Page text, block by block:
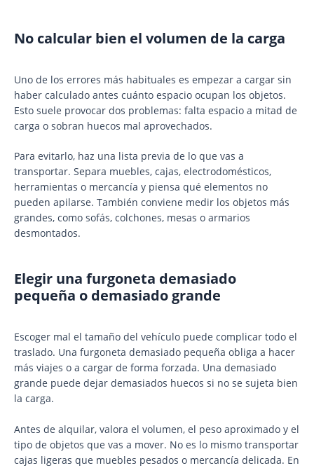
No calcular bien el volumen de la carga
Uno de los errores más habituales es empezar a cargar sin
haber calculado antes cuánto espacio ocupan los objetos.
Esto suele provocar dos problemas: falta espacio a mitad de
carga o sobran huecos mal aprovechados.
Para evitarlo, haz una lista previa de lo que vas a
transportar. Separa muebles, cajas, electrodomésticos,
herramientas o mercancía y piensa qué elementos no
pueden apilarse. También conviene medir los objetos más
grandes, como sofás, colchones, mesas o armarios
desmontados.
Elegir una furgoneta demasiado
pequeña o demasiado grande
Escoger mal el tamaño del vehículo puede complicar todo el
traslado. Una furgoneta demasiado pequeña obliga a hacer
más viajes o a cargar de forma forzada. Una demasiado
grande puede dejar demasiados huecos si no se sujeta bien
la carga.
Antes de alquilar, valora el volumen, el peso aproximado y el
tipo de objetos que vas a mover. No es lo mismo transportar
cajas ligeras que muebles pesados o mercancía delicada. En